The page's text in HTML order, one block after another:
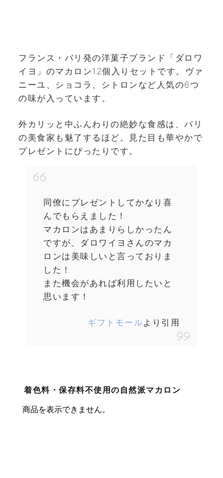
フランス・パリ発の洋菓子ブランド「ダロワ
イヨ」のマカロン12個入りセットです。ヴァ
ニーユ、ショコラ、シトロンなど人気の6つ
の味が入っています。
外カリッと中ふんわりの絶妙な食感は、パリ
の美食家も魅了するほど。見た目も華やかで
プレゼントにぴったりです。
同僚にプレゼントしてかなり喜
んでもらえました！
マカロンはあまりらしかったん
ですが、ダロワイヨさんのマカ
ロンは美味しいと言っておりま
した！
また機会があれば利用したいと
思います！
ギフトモールより引用
着色料・保存料不使用の自然派マカロン